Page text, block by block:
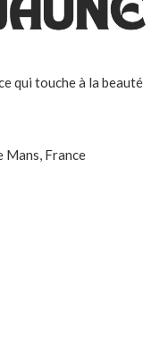
qui touche à la beauté
Mans, France